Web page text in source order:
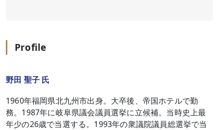
Profile
野田 聖子 氏
1960年福岡県北九州市出身。大卒後、帝国ホテルで勤
務。1987年に岐阜県議会議員選挙に立候補。当時史上最
年少の26歳で当選する。1993年の衆議院議員総選挙で当